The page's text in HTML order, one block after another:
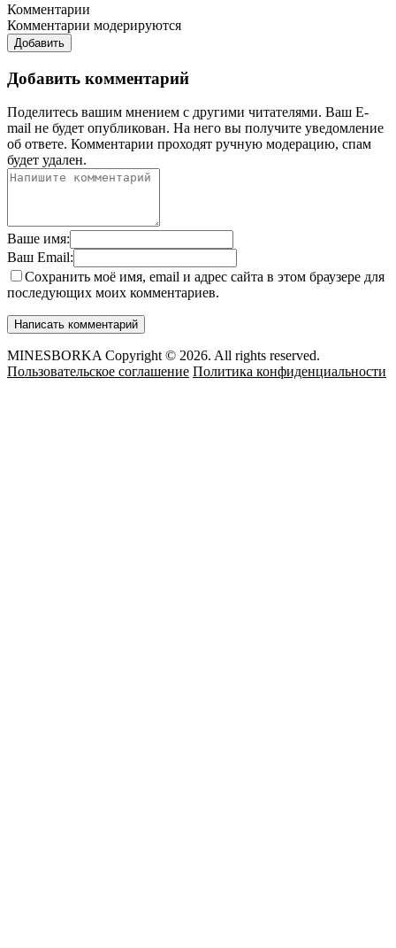
Комментарии
Комментарии модерируются
Добавить
Добавить комментарий
Поделитесь вашим мнением с другими читателями. Ваш E-
mail не будет опубликован. На него вы получите уведомление
об ответе. Комментарии проходят ручную модерацию, спам
будет удален.
Ваше имя:
Ваш Email:
Сохранить моё имя, email и адрес сайта в этом браузере для
последующих моих комментариев.
MINESBORKA Copyright © 2026. All rights reserved.
Пользовательское соглашение Политика конфиденциальности